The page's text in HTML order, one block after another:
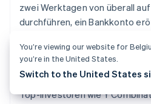
zwei Werktagen von überall
durchführen, ein Bankkonto
Schließen Sie sich mehr als
mit Atlas gegründet wurden,
Top-Investoren wie Y
You’re viewing our website for
you’re in the United States.
Switch to the United States